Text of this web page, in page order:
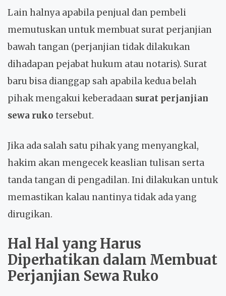
Lain halnya apabila penjual dan pembeli
memutuskan untuk membuat surat perjanjian
bawah tangan (perjanjian tidak dilakukan
dihadapan pejabat hukum atau notaris). Surat
baru bisa dianggap sah apabila kedua belah
pihak mengakui keberadaan surat perjanjian
sewa ruko tersebut.
Jika ada salah satu pihak yang menyangkal,
hakim akan mengecek keaslian tulisan serta
tanda tangan di pengadilan. Ini dilakukan untuk
memastikan kalau nantinya tidak ada yang
dirugikan.
Hal Hal yang Harus
Diperhatikan dalam Membuat
Perjanjian Sewa Ruko